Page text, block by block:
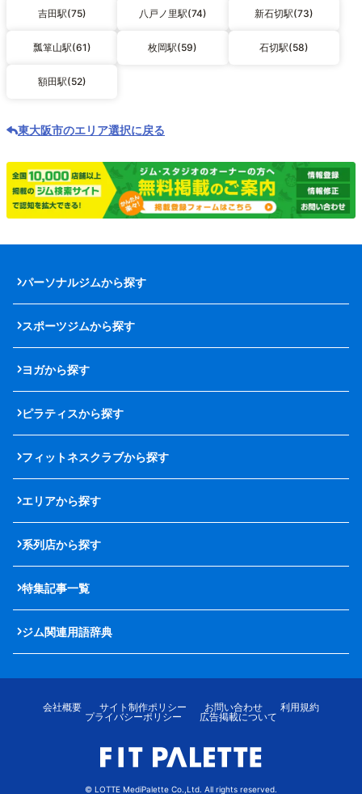
吉田駅(75) 八戸ノ里駅(74) 新石切駅(73)
瓢箪山駅(61) 枚岡駅(59) 石切駅(58)
額田駅(52)
東大阪市のエリア選択に戻る
パーソナルジムから探す
スポーツジムから探す
ヨガから探す
ピラティスから探す
フィットネスクラブから探す
エリアから探す
系列店から探す
特集記事一覧
ジム関連用語辞典
会社概要 サイト制作ポリシー お問い合わせ
利用規約
プライバシーポリシー
広告掲載について
© LOTTE MediPalette Co.,Ltd. All rights reserved.